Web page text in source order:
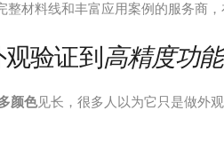
整材料线和丰富应用案例的服务商，
验证到 高精度功
颜色见长，很多人以为它只是做外